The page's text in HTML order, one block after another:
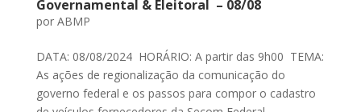
Governamental & Eleitoral – 08/08
por ABMP
DATA: 08/08/2024 HORÁRIO: A partir das 9h00 TEMA:
As ações de regionalização da comunicação do
governo federal e os passos para compor o cadastro